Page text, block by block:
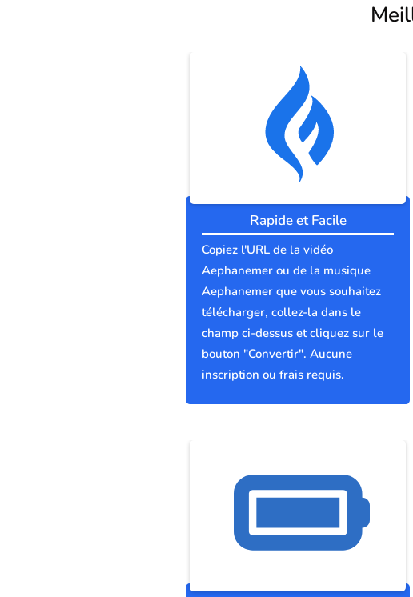
Rapide et Facile
Copiez l'URL de la vidéo
Aephanemer ou de la musique
Aephanemer que vous souhaitez
télécharger, collez-la dans le
champ ci-dessus et cliquez sur le
bouton "Convertir". Aucune
inscription ou frais requis.